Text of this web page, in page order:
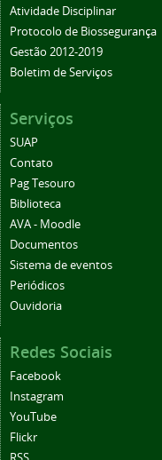
Atividade Disciplinar
Protocolo de Biossegurança
Gestão 2012-2019
Boletim de Serviços
Serviços
SUAP
Contato
Pag Tesouro
Biblioteca
AVA - Moodle
Documentos
Sistema de eventos
Periódicos
Ouvidoria
Redes Sociais
Facebook
Instagram
YouTube
Flickr